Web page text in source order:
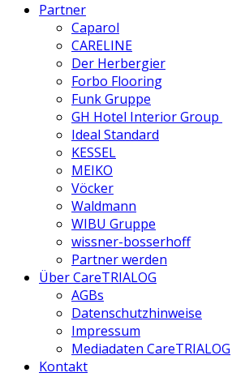
Partner
Caparol
CARELINE
Der Herbergier
Forbo Flooring
Funk Gruppe
GH Hotel Interior Group
Ideal Standard
KESSEL
MEIKO
Vöcker
Waldmann
WIBU Gruppe
wissner-bosserhoff
Partner werden
Über CareTRIALOG
AGBs
Datenschutzhinweise
Impressum
Mediadaten CareTRIALOG
Kontakt